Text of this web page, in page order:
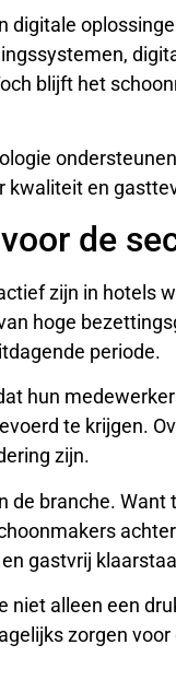
digitale
blijft het
kwaliteit en
de
zijn in hotels
hoge
periode.
hun
te krijgen.
zijn.
de branche.
gastvrij
niet alleen een
zorgen